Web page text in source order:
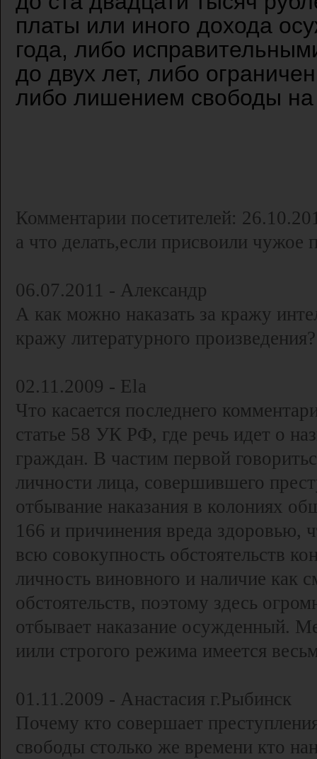
платы или иного дохода
года, либо
до двух лет, либо
либо лишением свободы на
Комментарии посетителей:
а что делать,если присвоили чужое
06.07.2011 - Александр
А как можно наказать за кражу
кражу литературного произведения?
02.11.2009 - Ela
Что касается последнего
статье 58 УК РФ, где речь идет о
граждан. В частим первой
личности лица, совершившего
отбывание наказания в колониях
166 и причинения вреда здоровью,
всю совокупность обстоятельств
личность виновного и наличие как
обстоятельств, поэтому здесь
отбывает наказание осужденный.
иили строгого режима имеется
01.11.2009 - Анастасия г.Рыбинск
Почему кто совершает
свободы столько же времени кто